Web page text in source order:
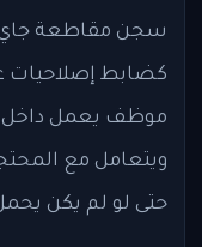
سجن مقاطعة جاي في
كضابط إصلاحيات
موظف يعمل داخل
ويتعامل مع
حتى لو لم يكن